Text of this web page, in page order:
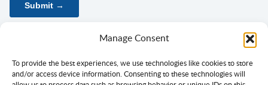
Manage Consent
To provide the best experiences, we use technologies like cookies to store
and/or access device information. Consenting to these technologies will